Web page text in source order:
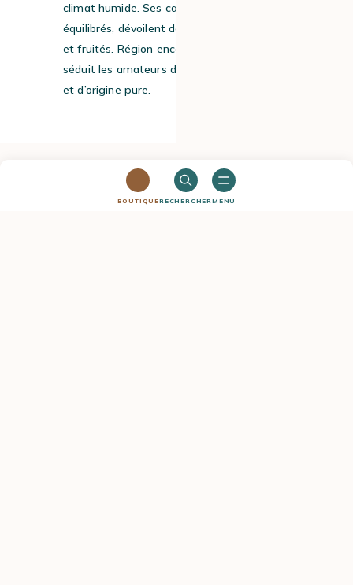
BOUTIQUERECHERCHERMENU
climat humide. Ses cafés, doux et
équilibrés, dévoilent des arômes chocolatés
et fruités. Région encore discrète, elle
séduit les amateurs de terroirs atypiques
et d’origine pure.
QUEL GOÛT A LE CAFÉ DU GUATEMALA ET